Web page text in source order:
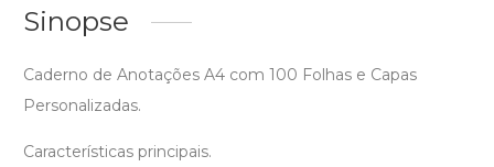
Sinopse
Caderno de Anotações A4 com 100 Folhas e Capas
Personalizadas.
Características principais.